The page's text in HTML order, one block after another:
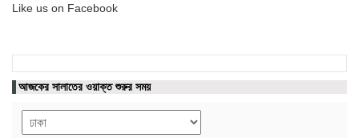
Like us on Facebook
আজকের সালাতের ওয়াক্ত শুরুর সময়